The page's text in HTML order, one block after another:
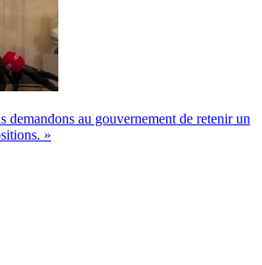
au gouvernement de retenir un
»